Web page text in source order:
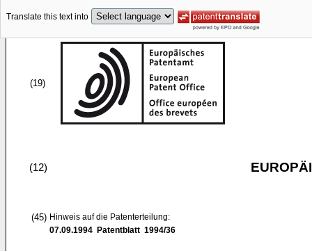
Translate this text into
(19)
(12)
(45) Hinweis auf die Patenterteilung:
07.09.1994 Patentblatt 1994/36